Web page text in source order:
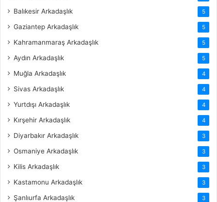
Balıkesir Arkadaşlık 5
Gaziantep Arkadaşlık 5
Kahramanmaraş Arkadaşlık 5
Aydın Arkadaşlık 5
Muğla Arkadaşlık 4
Sivas Arkadaşlık 4
Yurtdışı Arkadaşlık 4
Kırşehir Arkadaşlık 4
Diyarbakır Arkadaşlık 3
Osmaniye Arkadaşlık 3
Kilis Arkadaşlık 3
Kastamonu Arkadaşlık 3
Şanlıurfa Arkadaşlık 3